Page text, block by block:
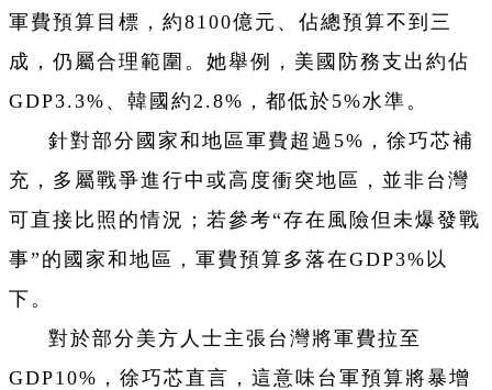
軍費預算目標，約8100億元、佔總預算不到三
成，仍屬合理範圍。她舉例，美國防務支出約佔
GDP3.3%、韓國約2.8%，都低於5%水準。
針對部分國家和地區軍費超過5%，徐巧芯補
充，多屬戰爭進行中或高度衝突地區，並非台灣
可直接比照的情況；若參考“存在風險但未爆發戰
事”的國家和地區，軍費預算多落在GDP3%以
下。
對於部分美方人士主張台灣將軍費拉至
GDP10%，徐巧芯直言，這意味台軍預算將暴增